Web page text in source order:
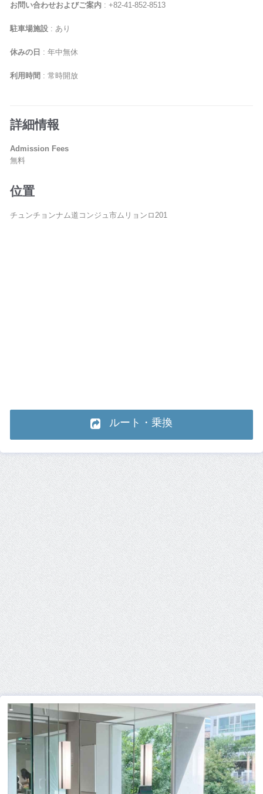
お問い合わせおよびご案内 : +82-41-852-8513
駐車場施設 : あり
休みの日 : 年中無休
利用時間 : 常時開放
詳細情報
Admission Fees
無料
位置
チュンチョンナム道コンジュ市ムリョンロ201
ルート・乗換